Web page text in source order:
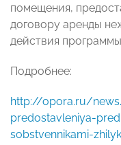
помещения,
договору аренды
действия
Подробнее:
http://opora.ru/
predostavleniya-
sobstvennikami-